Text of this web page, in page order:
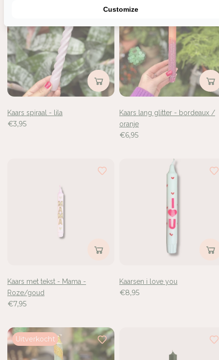
Kaars spiraal - lila
€3,95
Kaars lang glitter - bordeaux /
oranje
€6,95
Kaars met tekst - Mama -
Roze/goud
€7,95
Kaarsen i love you
€8,95
Uitverkocht
Inloggen vereist
Meld u aan bij uw account om producten aan uw
toe te voegen en uw eerder opgeslagen artikelen te
Customize